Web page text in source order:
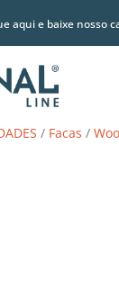
aqui e baixe nosso
/ Facas /